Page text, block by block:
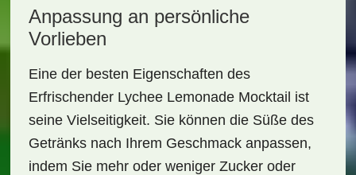
Anpassung an persönliche
Vorlieben
Eine der besten Eigenschaften des
Erfrischender Lychee Lemonade Mocktail ist
seine Vielseitigkeit. Sie können die Süße des
Getränks nach Ihrem Geschmack anpassen,
indem Sie mehr oder weniger Zuckeroder